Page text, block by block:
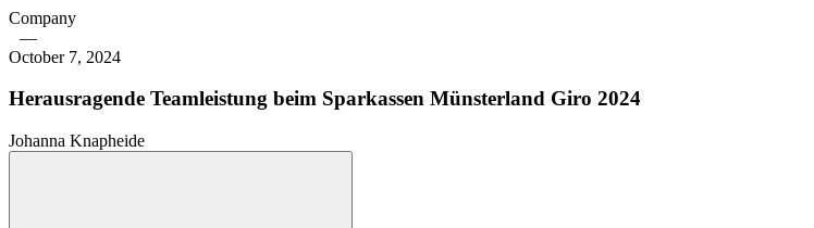
Company
—
October 7, 2024
Herausragende Teamleistung beim Sparkassen Münsterland Giro 2024
Johanna Knapheide